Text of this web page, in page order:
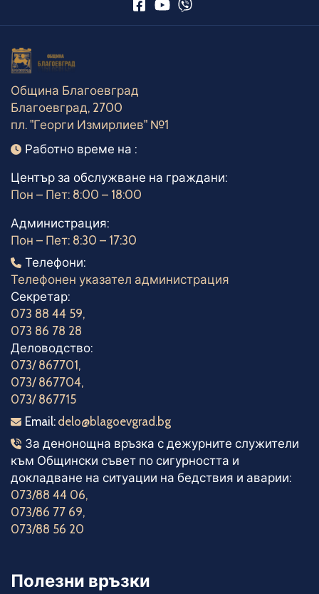
Община Благоевград
Благоевград, 2700
пл. "Георги Измирлиев" №1
Работно време
Работно време на :
Център за обслужване на граждани:
Пон – Пет: 8:00 – 18:00
Администрация:
Пон – Пет: 8:30 – 17:30
Телефони
Телефони:
Телефонен указател администрация
Секретар:
073 88 44 59,
073 86 78 28
Деловодство:
073/ 867701,
073/ 867704,
073/ 867715
Електронна поща
Email: delo@blagoevgrad.bg
Телефони за денонощна връзка
За денонощна връзка с дежурните служители
към Общински съвет по сигурността и
докладване на ситуации на бедствия и аварии:
073/88 44 06,
073/86 77 69,
073/88 56 20
Полезни връзки